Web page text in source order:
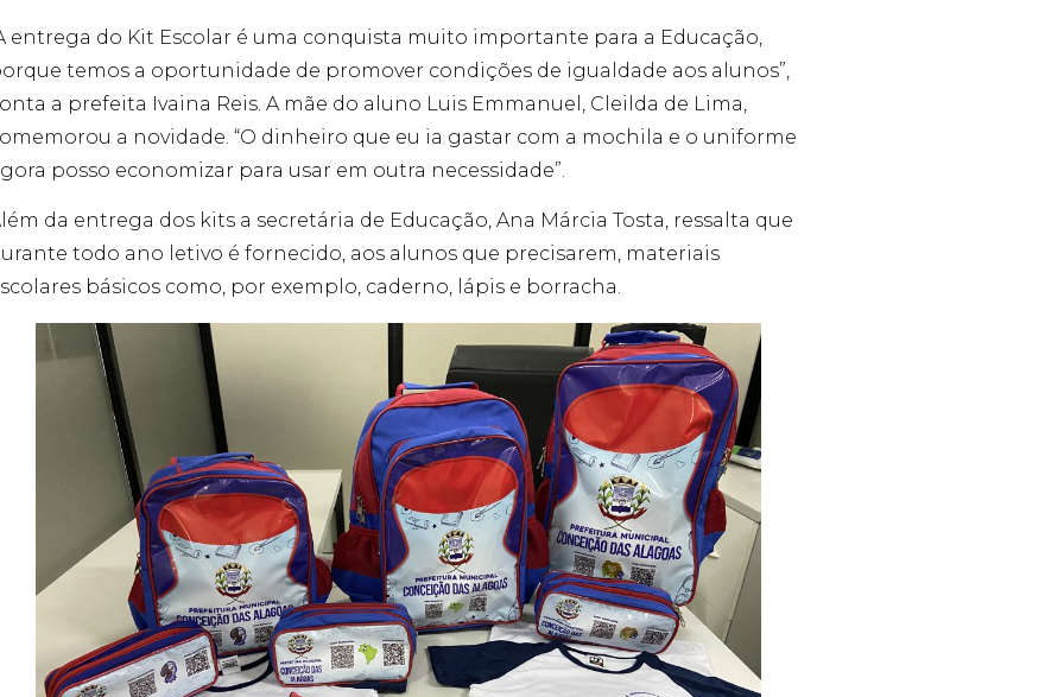
entrega do Kit Escolar é uma conquista muito importante para a Educação,
temos a oportunidade de promover condições de igualdade aos alunos”,
a prefeita Ivaina Reis. A mãe do aluno Luis Emmanuel, Cleilda de Lima,
a novidade. “O dinheiro que eu ia gastar com a mochila e o uniforme
posso economizar para usar em outra necessidade”.
da entrega dos kits a secretária de Educação, Ana Márcia Tosta, ressalta que
todo ano letivo é fornecido, aos alunos que precisarem, materiais
básicos como, por exemplo, caderno, lápis e borracha.